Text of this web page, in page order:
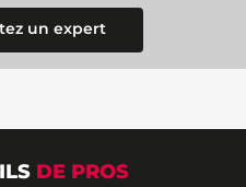
un expert
DE PROS